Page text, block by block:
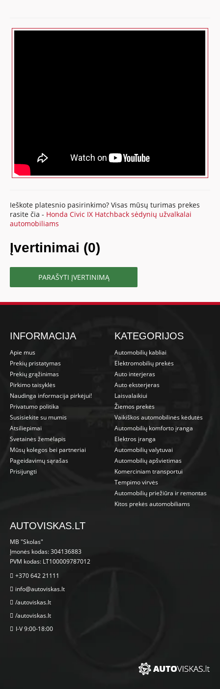
Ieškote platesnio pasirinkimo? Visas mūsų turimas prekes
rasite čia - Honda Civic IX Hatchback sėdynių užvalkalai
automobiliams
Įvertinimai (0)
PARAŠYTI ĮVERTINIMĄ
INFORMACIJA
Apie mus
Prekių pristatymas
Prekių grąžinimas
Pirkimo taisyklės
Naudinga informacija pirkėjui!
Privatumo politika
Susisiekite su mumis
Atsiliepimai
Svetainės žemėlapis
Mūsų kolegos bei partneriai
Pageidavimų sąrašas
Prisijungti
KATEGORIJOS
Automobilių kabliai
Elektromobilių prekės
Auto interjeras
Auto eksterjeras
Laisvalaikiui
Žiemos prekės
Vaikiškos automobilinės kėdutės
Automobilių komforto įranga
Elektros įranga
Automobilių valytuvai
Automobilių apšvietimas
Komerciniam transportui
Tempimo virvės
Automobilių priežiūra ir remontas
Kitos prekės automobiliams
AUTOVISKAS.LT
MB "Skolas"
Įmonės kodas: 304136883
PVM kodas: LT100009787012
+370 642 21111
info@autoviskas.lt
/autoviskas.lt
/autoviskas.lt
I-V 9:00-18:00